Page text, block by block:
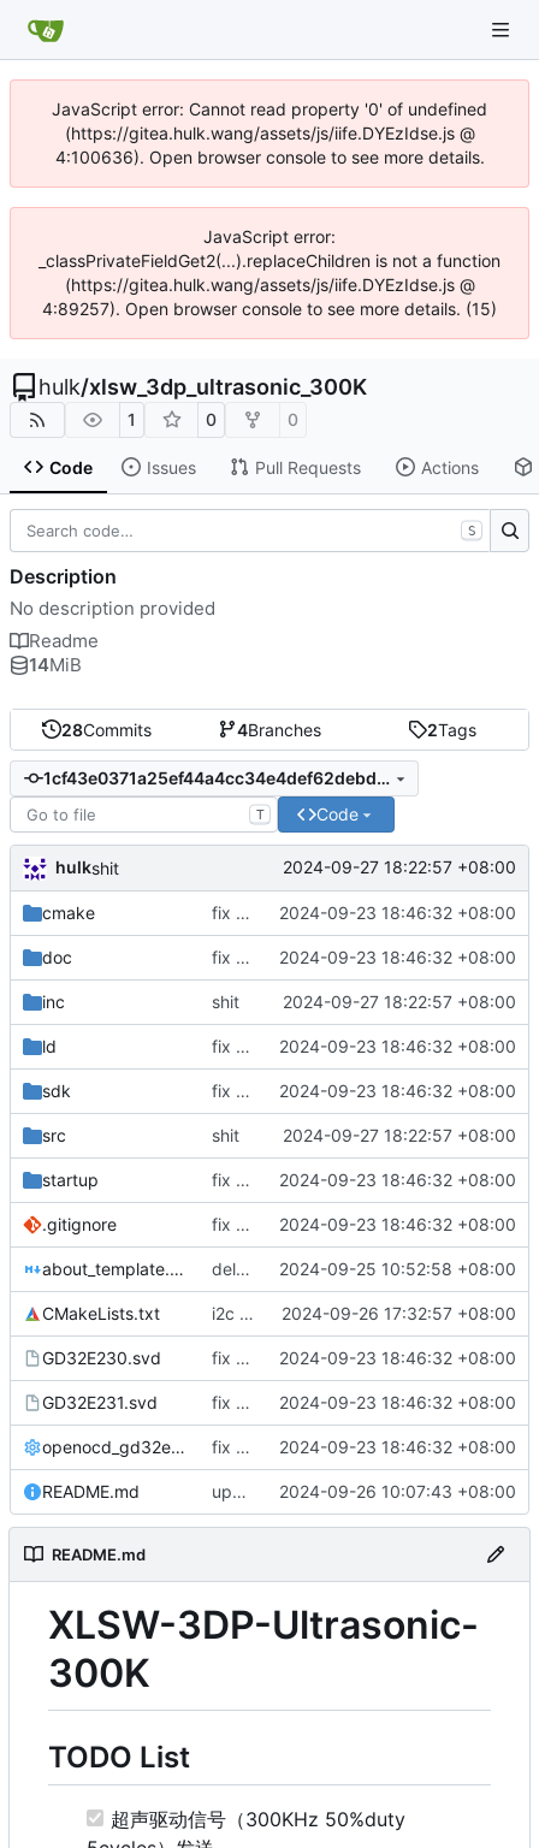
JavaScript error: Cannot read property '0' of undefined
(https://gitea.hulk.wang/assets/js/iife.DYEzIdse.js @
4:100636). Open browser console to see more details.
JavaScript error:
_classPrivateFieldGet2(...).replaceChildren is not a function
(https://gitea.hulk.wang/assets/js/iife.DYEzIdse.js @
4:89257). Open browser console to see more details. (15)
hulk/xlsw_3dp_ultrasonic_300K
1 0 0
Code Issues Pull Requests Actions
28Commits 4Branches 2Tags
1cf43e0371a25ef44a4cc34e4def62debd8d9a1f
T Code
hulkshit 2024-09-27 18:22:57 +08:00
cmake fix commit 2024-09-23 18:46:32 +08:00
doc fix commit 2024-09-23 18:46:32 +08:00
inc shit 2024-09-27 18:22:57 +08:00
ld fix commit 2024-09-23 18:46:32 +08:00
sdk fix commit 2024-09-23 18:46:32 +08:00
src shit 2024-09-27 18:22:57 +08:00
startup fix commit 2024-09-23 18:46:32 +08:00
.gitignore fix commit 2024-09-23 18:46:32 +08:00
about_template.md delete template user lib 2024-09-25 10:52:58 +08:00
CMakeLists.txt i2c function 2024-09-26 17:32:57 +08:00
GD32E230.svd fix commit 2024-09-23 18:46:32 +08:00
GD32E231.svd fix commit 2024-09-23 18:46:32 +08:00
openocd_gd32e230f4.cfg fix commit 2024-09-23 18:46:32 +08:00
README.md update some err 2024-09-26 10:07:43 +08:00
README.md
XLSW-3DP-Ultrasonic-
300K
TODO List
超声驱动信号（300KHz 50%duty
S
Description
No description provided
Readme
14MiB